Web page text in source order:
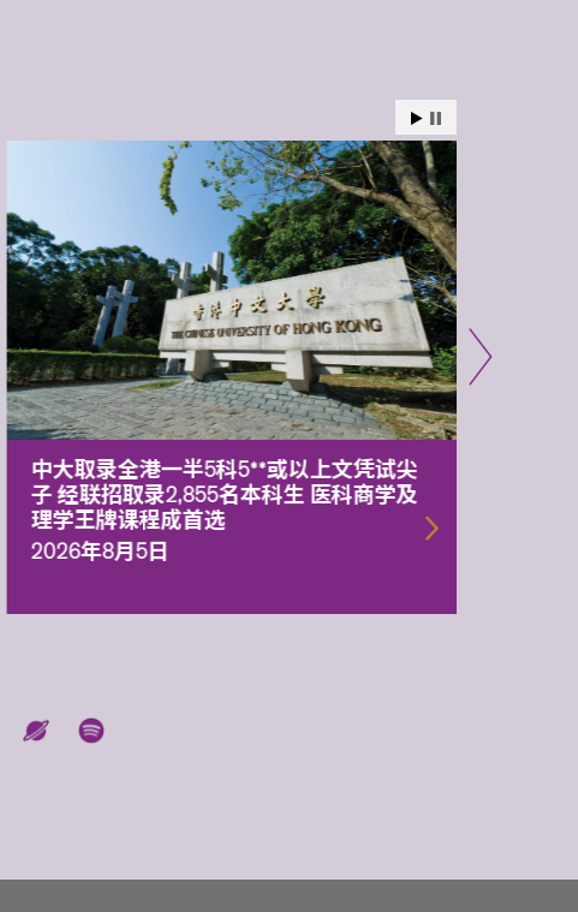
中大取录全港一半5科5**或以上文凭试尖
子 经联招取录2,855名本科生 医科商学及
理学王牌课程成首选
2026年8月5日